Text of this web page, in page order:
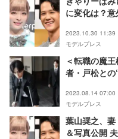
に変化は？
2023.10.30 11:39
モデルプレス
＜転職の魔
者・戸松と
2023.08.14 07:00
モデルプレス
葉山奨之、
＆写真公開